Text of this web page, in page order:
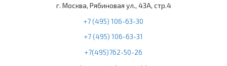
г. Москва, Рябиновая ул., 43А, стр.4
+7 (495) 106-63-30
+7 (495) 106-63-31
+7(495)762-50-26